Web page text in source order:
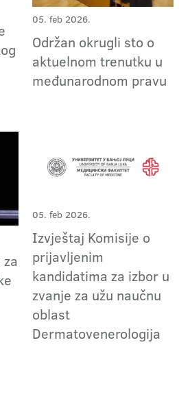
05. feb 2026.
Održan okrugli sto o
aktuelnom trenutku u
međunarodnom pravu
05. feb 2026.
Izvještaj Komisije o
prijavljenim
kandidatima za izbor u
zvanje za užu naučnu
oblast
Dermatovenerologija